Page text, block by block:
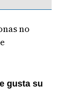
no
gusta su